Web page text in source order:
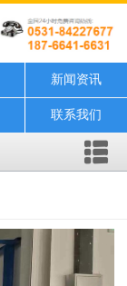
新闻资讯
联系我们